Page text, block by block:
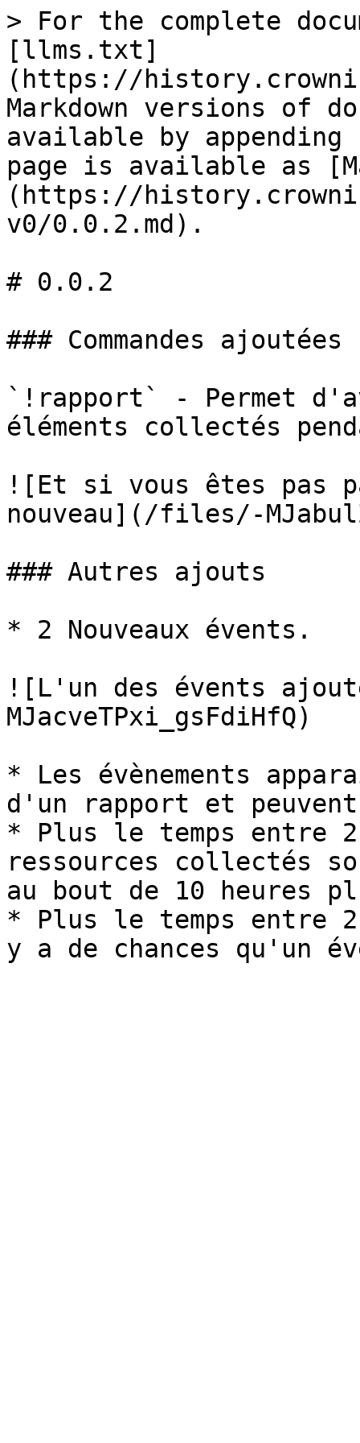
> For the complete
[llms.txt]
(https://
Markdown versions of
available by
page is available as
(https://
v0/0.0.2.md).
# 0.0.2
### Commandes ajoutées
`!rapport` - Permet
éléments collectés
![Et si vous êtes
nouveau](/files/-
### Autres ajouts
* 2 Nouveaux évents.
![L'un des évents
MJacveTPxi_gsFdiHfQ)
* Les évènements
d'un rapport et
* Plus le temps entre
ressources collectés
au bout de 10 heures
* Plus le temps entre